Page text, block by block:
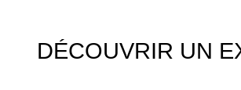
DÉCOUVRIR UN